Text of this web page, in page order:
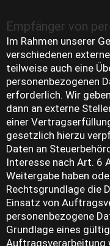
Empfänger von
Im Rahmen unserer
verschiedenen
teilweise auch eine
personenbezogenen
erforderlich. Wir
dann an externe
einer
gesetzlich hierzu
Daten an
Interesse nach Art. 6
Weitergabe haben
Rechtsgrundlage die
Einsatz von
personenbezogene
Grundlage eines
Auftragsverarbeitung